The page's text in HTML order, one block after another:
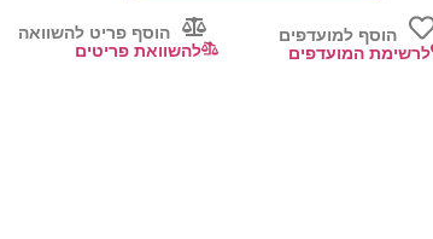
הוסף למועדפים
לרשימת המועדפים
הוסף פריט להשוואה
להשוואת פריטים